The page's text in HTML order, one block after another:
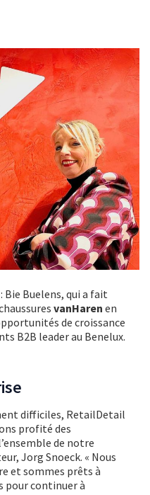
Bie Buelens, qui a fait
vanHaren en
de croissance
B2B leader au Benelux.
difficiles, RetailDetail
profité des
de notre
Jorg Snoeck. « Nous
et sommes prêts à
pour continuer à